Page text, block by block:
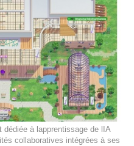
à lapprentissage de lIA
collaboratives intégrées à ses